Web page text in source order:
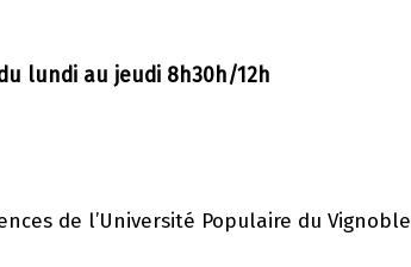
lundi au jeudi 8h30h/12h
de l’Université Populaire du Vignoble